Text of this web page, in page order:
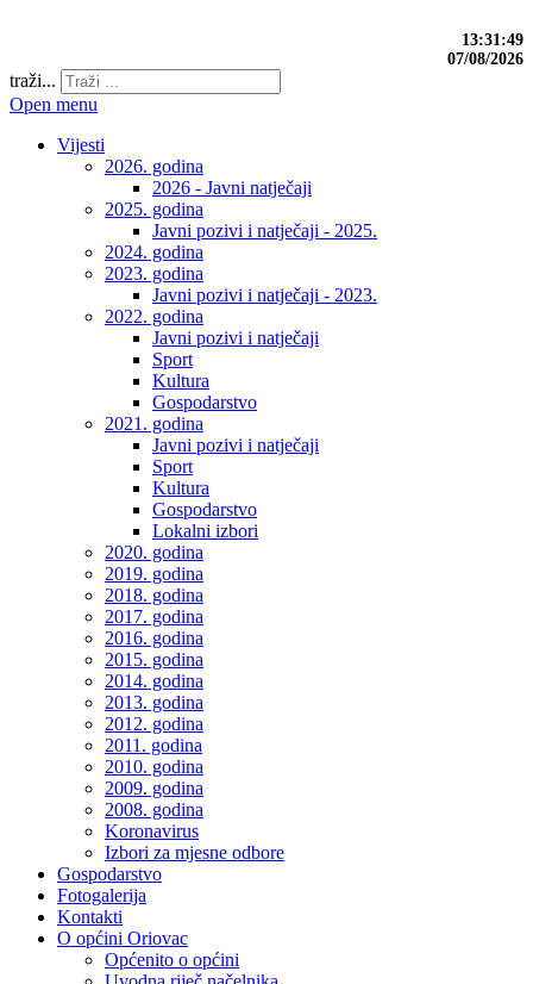
13:31:50
07/08/2026
traži...
Open menu
Vijesti
2026. godina
2026 - Javni natječaji
2025. godina
Javni pozivi i natječaji - 2025.
2024. godina
2023. godina
Javni pozivi i natječaji - 2023.
2022. godina
Javni pozivi i natječaji
Sport
Kultura
Gospodarstvo
2021. godina
Javni pozivi i natječaji
Sport
Kultura
Gospodarstvo
Lokalni izbori
2020. godina
2019. godina
2018. godina
2017. godina
2016. godina
2015. godina
2014. godina
2013. godina
2012. godina
2011. godina
2010. godina
2009. godina
2008. godina
Koronavirus
Izbori za mjesne odbore
Gospodarstvo
Fotogalerija
Kontakti
O općini Oriovac
Općenito o općini